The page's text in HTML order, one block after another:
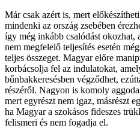
Már csak azért is, mert
mindenki az ország zsebében
így még inkább csalódást
nem megfelelő teljesítés esetén
teljes összeget. Magyar előre
korbácsolja fel az indulatokat,
bűnbakkeresésben végződhet,
részéről. Nagyon is komoly
mert egyrészt nem igaz, másrészt
ha Magyar a szokásos fideszes
felismeri és nem fogadja el.